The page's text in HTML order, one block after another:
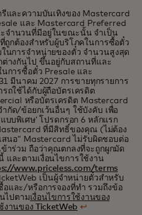
และความบันเทิงของ Mastercard
และ Mastercard Preferred
จำนวนที่มีอยู่ในขณะนั้น จำเป็น
ถูกต้องสำหรับผู้บริโภคในการซื้อตั๋ว
นการจำหน่ายของตั๋ว จำนวนสูงสุด
างกันไป ขึ้นอยู่กับสถานที่และ
การซื้อตั๋ว Presale และ
มีนาคม 2027 การขายทุกรายการ
ถใช้ได้กับผู้ถือบัตรเครดิต
หรือบัตรเครดิต Mastercard
ากัด/ข้อยกเว้นอื่นๆ ใช้บังคับ เพื่อ
บพิเศษ’ โปรดกรอก 6 หลักแรก
ที่มีสิทธิ์ของคุณ (ไม่ต้อง
นอ” Mastercard ไม่รับผิดชอบต่อ
ข้าร่วม ถือว่าคุณตกลงที่จะถูกผูกมัด
และตามเงื่อนไขการใช้งาน
www.priceless.com/terms
เป็นผู้จำหน่ายตั๋วสำหรับ
และ/หรือการจองที่ทำ รวมถึงข้อ
ไปตามเงื่อนไขการใช้งานของ
งานของ TicketWeb ↩